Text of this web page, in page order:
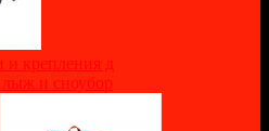
и крепления д
и сноубор